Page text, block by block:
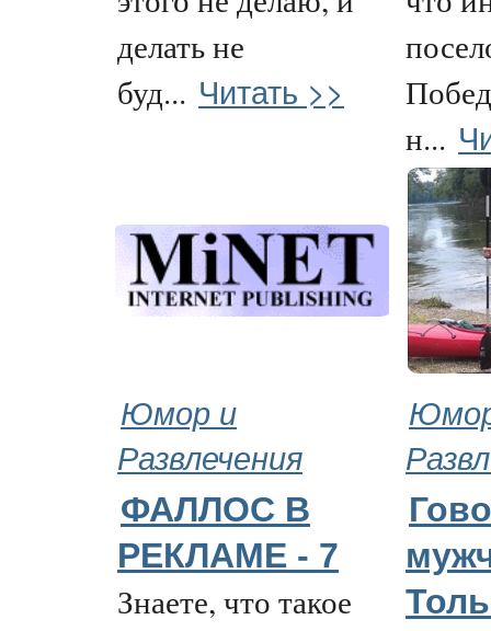
делать не
буд... Читать >>
н...
Юмор и
Развлечения
ФАЛЛОС В
РЕКЛАМЕ - 7
Знаете, что такое